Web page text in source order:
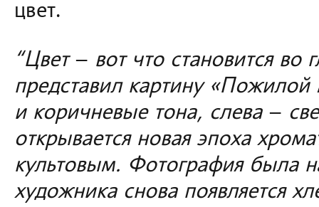
цвет.
“Цвет– вот что становится
представил картину «Пожилой
и коричневые тона, слева–
открывается новая эпоха
культовым. Фотография была
художника снова появляется